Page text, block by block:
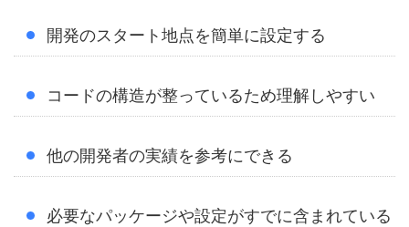
開発のスタート地点を簡単に設定する
コードの構造が整っているため理解しやすい
他の開発者の実績を参考にできる
必要なパッケージや設定がすでに含まれている